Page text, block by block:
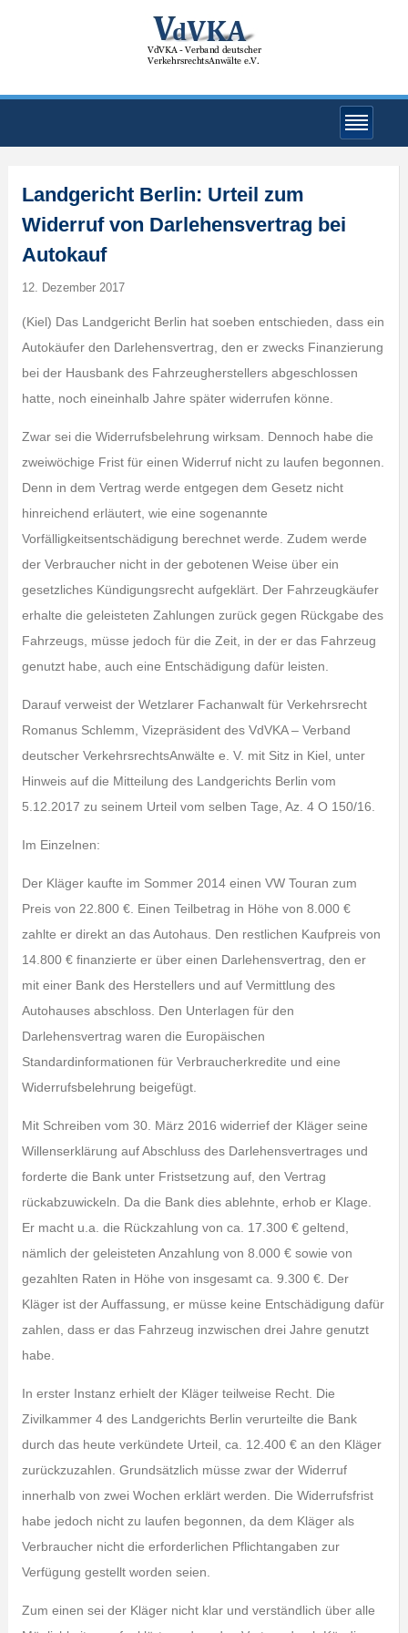
Landgericht Berlin: Urteil zum
Widerruf von Darlehensvertrag bei
Autokauf
12. Dezember 2017
(Kiel) Das Landgericht Berlin hat soeben entschieden, dass ein
Autokäufer den Darlehensvertrag, den er zwecks Finanzierung
bei der Hausbank des Fahrzeugherstellers abgeschlossen
hatte, noch eineinhalb Jahre später widerrufen könne.
Zwar sei die Widerrufsbelehrung wirksam. Dennoch habe die
zweiwöchige Frist für einen Widerruf nicht zu laufen begonnen.
Denn in dem Vertrag werde entgegen dem Gesetz nicht
hinreichend erläutert, wie eine sogenannte
Vorfälligkeitsentschädigung berechnet werde. Zudem werde
der Verbraucher nicht in der gebotenen Weise über ein
gesetzliches Kündigungsrecht aufgeklärt. Der Fahrzeugkäufer
erhalte die geleisteten Zahlungen zurück gegen Rückgabe des
Fahrzeugs, müsse jedoch für die Zeit, in der er das Fahrzeug
genutzt habe, auch eine Entschädigung dafür leisten.
Darauf verweist der Wetzlarer Fachanwalt für Verkehrsrecht
Romanus Schlemm, Vizepräsident des VdVKA – Verband
deutscher VerkehrsrechtsAnwälte e. V. mit Sitz in Kiel, unter
Hinweis auf die Mitteilung des Landgerichts Berlin vom
5.12.2017 zu seinem Urteil vom selben Tage, Az. 4 O 150/16.
Im Einzelnen:
Der Kläger kaufte im Sommer 2014 einen VW Touran zum
Preis von 22.800 €. Einen Teilbetrag in Höhe von 8.000 €
zahlte er direkt an das Autohaus. Den restlichen Kaufpreis von
14.800 € finanzierte er über einen Darlehensvertrag, den er
mit einer Bank des Herstellers und auf Vermittlung des
Autohauses abschloss. Den Unterlagen für den
Darlehensvertrag waren die Europäischen
Standardinformationen für Verbraucherkredite und eine
Widerrufsbelehrung beigefügt.
Mit Schreiben vom 30. März 2016 widerrief der Kläger seine
Willenserklärung auf Abschluss des Darlehensvertrages und
forderte die Bank unter Fristsetzung auf, den Vertrag
rückabzuwickeln. Da die Bank dies ablehnte, erhob er Klage.
Er macht u.a. die Rückzahlung von ca. 17.300 € geltend,
nämlich der geleisteten Anzahlung von 8.000 € sowie von
gezahlten Raten in Höhe von insgesamt ca. 9.300 €. Der
Kläger ist der Auffassung, er müsse keine Entschädigung dafür
zahlen, dass er das Fahrzeug inzwischen drei Jahre genutzt
habe.
In erster Instanz erhielt der Kläger teilweise Recht. Die
Zivilkammer 4 des Landgerichts Berlin verurteilte die Bank
durch das heute verkündete Urteil, ca. 12.400 € an den Kläger
zurückzuzahlen. Grundsätzlich müsse zwar der Widerruf
innerhalb von zwei Wochen erklärt werden. Die Widerrufsfrist
habe jedoch nicht zu laufen begonnen, da dem Kläger als
Verbraucher nicht die erforderlichen Pflichtangaben zur
Verfügung gestellt worden seien.
Zum einen sei der Kläger nicht klar und verständlich über alle